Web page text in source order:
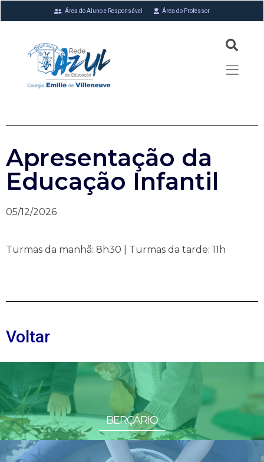
Área do Aluno e Responsável Área do Professor
Apresentação da
Educação Infantil
05/12/2026
Turmas da manhã: 8h30 | Turmas da tarde: 11h
Voltar
BERÇÁRIO